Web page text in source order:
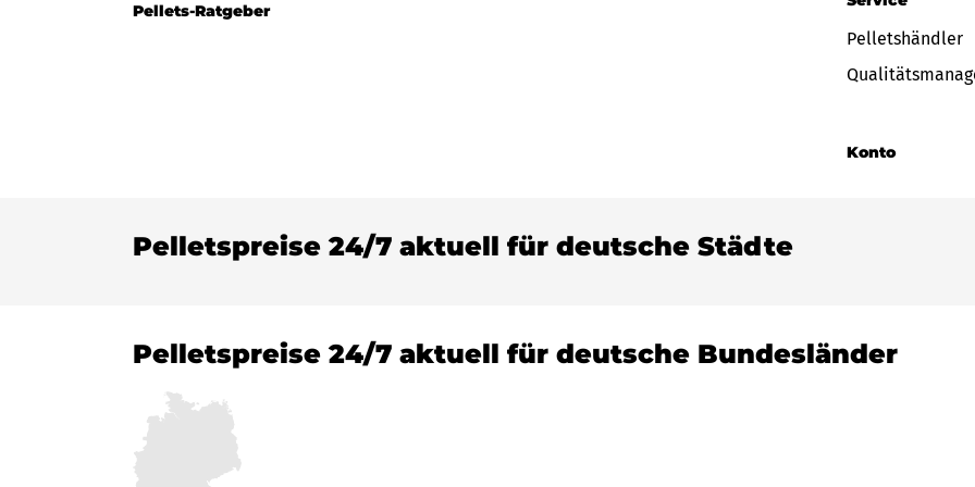
Pellets-Ratgeber
Pelletshändler
Konto
Pelletspreise 24/7 aktuell für deutsche Städte
Pelletspreise 24/7 aktuell für deutsche Bundesländer